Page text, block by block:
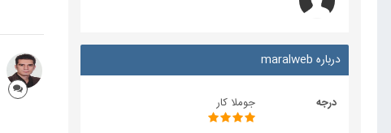
درباره maralweb
درجه جوملا کار